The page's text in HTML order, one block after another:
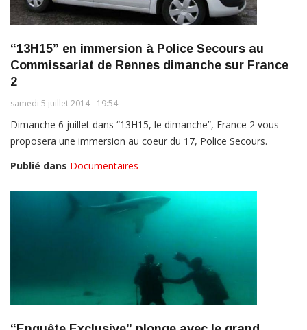
“13H15” en immersion à Police Secours au
Commissariat de Rennes dimanche sur France
2
samedi 5 juillet 2014 - 19:54
Dimanche 6 juillet dans “13H15, le dimanche”, France 2 vous
proposera une immersion au coeur du 17, Police Secours.
Publié dans Documentaires